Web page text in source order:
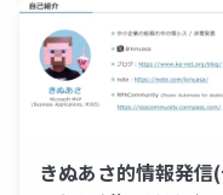
きぬあさ的情報発信